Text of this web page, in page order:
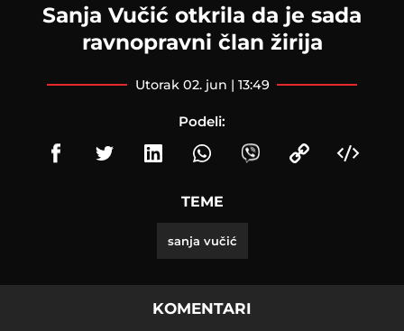
Sanja Vučić otkrila da je sada
ravnopravni član žirija
utorak 02. jun | 13:49
Podeli:
TEME
sanja vučić
KOMENTARI